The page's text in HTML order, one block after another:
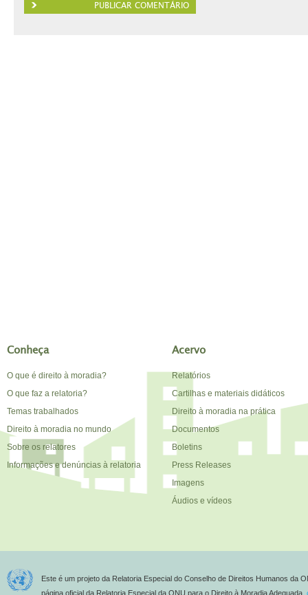
Conheça
O que é direito à moradia?
O que faz a relatoria?
Temas trabalhados
Direito à moradia no mundo
Sobre os relatores
Informações e denúncias à relatoria
Acervo
Relatórios
Cartilhas e materiais didáticos
Direito à moradia na prática
Documentos
Boletins
Press Releases
Imagens
Áudios e vídeos
Este é um projeto da Relatoria Especial do Conselho de Direitos Humanos da
página oficial da Relatoria Especial da ONU para o Direito à Moradia Adequada,